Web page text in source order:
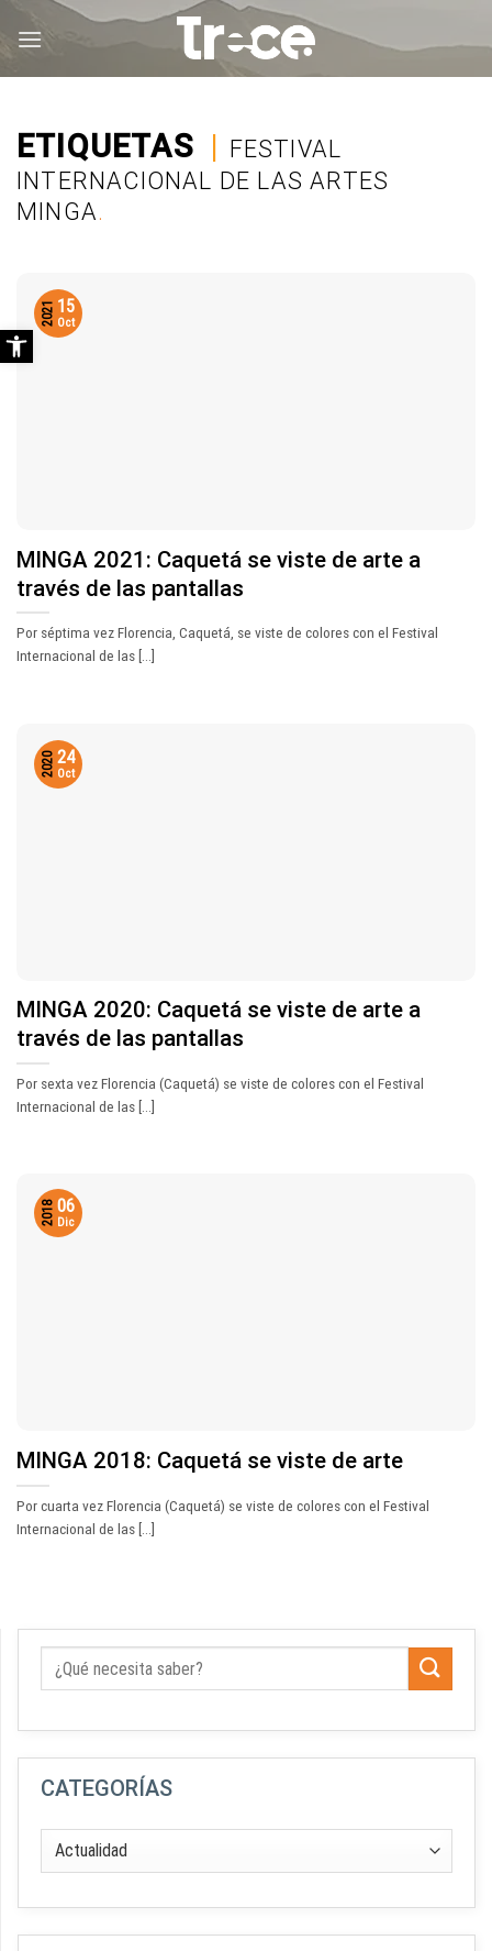
ETIQUETAS | FESTIVAL
INTERNACIONAL DE LAS ARTES
MINGA.
MINGA 2021: Caquetá se viste de arte a
través de las pantallas
Por séptima vez Florencia, Caquetá, se viste de colores con el Festival
Internacional de las [...]
15
Oct
2021
MINGA 2020: Caquetá se viste de arte a
través de las pantallas
Por sexta vez Florencia (Caquetá) se viste de colores con el Festival
Internacional de las [...]
24
Oct
2020
MINGA 2018: Caquetá se viste de arte
Por cuarta vez Florencia (Caquetá) se viste de colores con el Festival
Internacional de las [...]
06
Dic
2018
CATEGORÍAS
Abrir barra de herramientas